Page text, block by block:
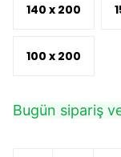
140 x 200
100 x 200
Bugün sipariş